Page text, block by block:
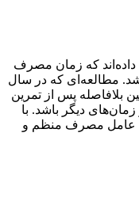
که زمان مصرف
مطالعه‌ای که در سال
بلافاصله پس از تمرین
دیگر باشد. با
عامل مصرف منظم و